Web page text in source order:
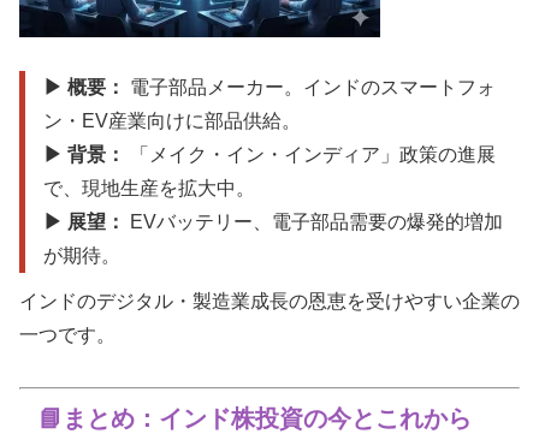
▶ 概要：
電子部品メーカー。インドのスマートフォ
ン・EV産業向けに部品供給。
▶ 背景：
「メイク・イン・インディア」政策の進展
で、現地生産を拡大中。
▶ 展望：
EVバッテリー、電子部品需要の爆発的増加
が期待。
インドのデジタル・製造業成長の恩恵を受けやすい企業の
一つです。
📘まとめ：インド株投資の今とこれから